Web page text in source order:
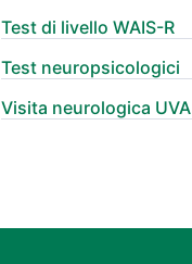
Test di livello WAIS-R
Test neuropsicologici
Visita neurologica UVA